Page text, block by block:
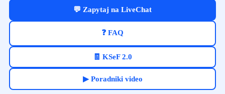
💬 Zapytaj na LiveChat
❓ FAQ
🧾 KSeF 2.0
▶ Poradniki video